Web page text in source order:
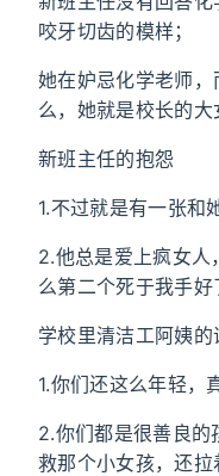
咬牙切齿的模样；
她在妒忌化学老师
么，她就是校长的大
新班主任的抱怨
1.不过就是有一张和
2.他总是爱上疯女人
么第二个死于我手好
学校里清洁工阿姨的
1.你们还这么年轻，
2.你们都是很善良的
救那个小女孩，还